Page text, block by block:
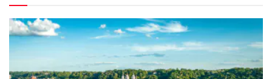
DHL perka „Venipak“ grupę: stiprins pozicijas
Baltijos šalyse
Europos Sąjungos sankcijos „Mere“ tinklo